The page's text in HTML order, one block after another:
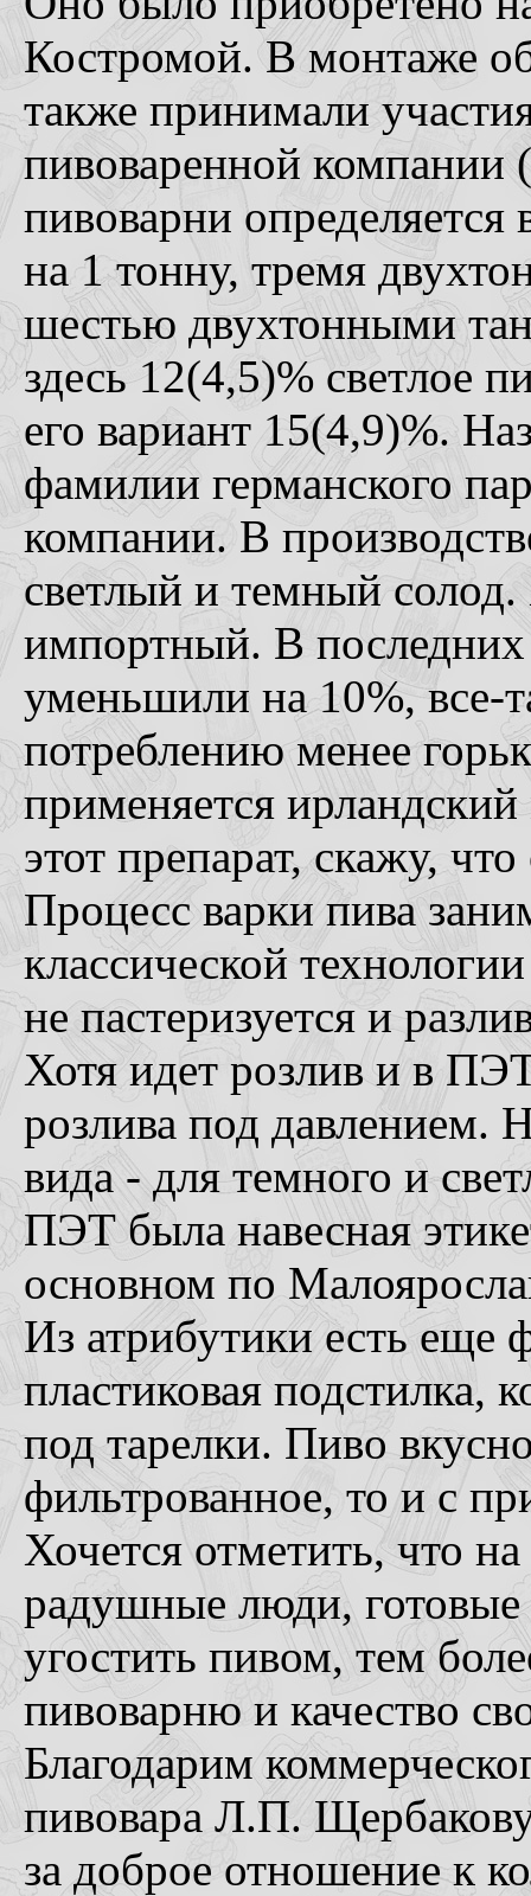
Костромой. В монтаже
также принимали
пивоваренной
пивоварни
на 1 тонну, тремя
шестью двухтонными
здесь 12(4,5)% светлое
его вариант 15(4,9)%.
фамилии германского
компании. В
светлый и темный
импортный. В последних
уменьшили на 10%, все-
потреблению менее
применяется
этот препарат, скажу,
Процесс варки пива
классической
не пастеризуется и
Хотя идет розлив и в
розлива под давлением.
вида - для темного и
ПЭТ была навесная
основном по
Из атрибутики есть еще
пластиковая подстилка,
под тарелки. Пиво
фильтрованное, то и с
Хочется отметить, что
радушные люди, готовые
угостить пивом, тем
пивоварню и качество
Благодарим
пивовара Л.П.
за доброе отношение к